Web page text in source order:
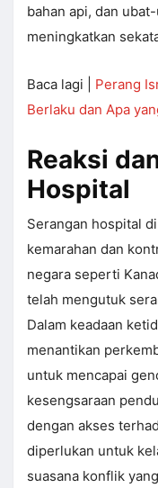
bahan api, dan
meningkatkan
Baca lagi | Perang
Berlaku dan Apa
Reaksi
Hospital
Serangan hospital
kemarahan dan
negara seperti
telah mengutuk
Dalam keadaan
menantikan
untuk mencapai
kesengsaraan
dengan akses
diperlukan untuk
suasana konflik